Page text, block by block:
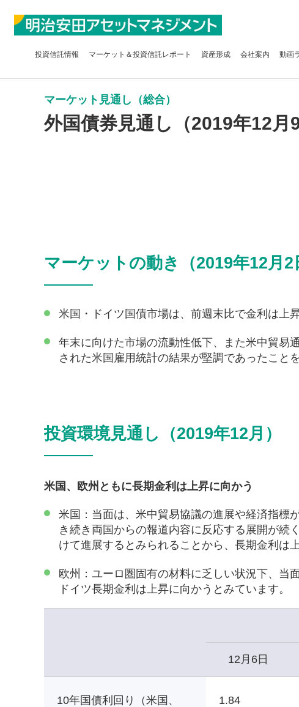
投資信託情報 マーケット＆投資信託レポート 資産形成 会社案内 動画
マーケット見通し（総合）
外国債券見通し（2019年12月9
マーケットの動き（2019年12月2
米国・ドイツ国債市場は、前週末比で金利は上
年末に向けた市場の流動性低下、また米中貿易
された米国雇用統計の結果が堅調であったこと
投資環境見通し（2019年12月）
米国、欧州ともに長期金利は上昇に向かう
米国：当面は、米中貿易協議の進展や経済指標
き続き両国からの報道内容に反応する展開が続
けて進展するとみられることから、長期金利は
欧州：ユーロ圏固有の材料に乏しい状況下、当
ドイツ長期金利は上昇に向かうとみています。
12月6日
10年国債利回り（米国、
1.84